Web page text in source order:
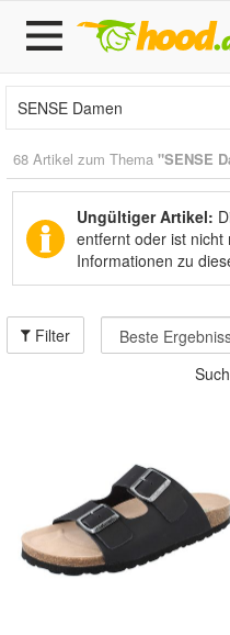
68 Artikel zum Thema "SENSE
Ungültiger Artikel:
entfernt oder ist nicht
Informationen zu
Filter